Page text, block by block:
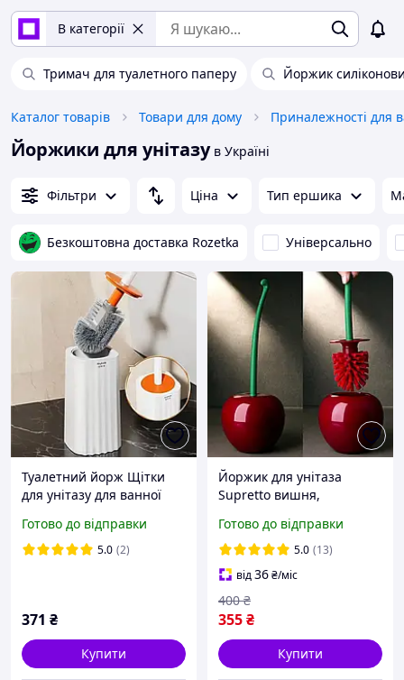
В категорії
Тримач для туалетного паперу Йоржик
Каталог товарів Товари для дому
Йоржики для унітазу в Україні
Фільтри Ціна Тип ершика
Безкоштовна доставка Rozetka Універсально
Туалетний йорж Щітки
для унітазу для ванної
491 GS227
Готово до відправки
5.0 (2)
371 ₴
Купити
Йоржик для унітаза
Supretto вишня,
червона вишня з
червоною щіткою
Готово до відправки
5.0 (13)
від36₴/міс
355₴
400 ₴
Купити